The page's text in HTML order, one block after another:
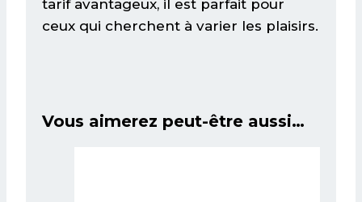
tarif avantageux, il est parfait pour
ceux qui cherchent à varier les plaisirs.
Vous aimerez peut-être aussi…